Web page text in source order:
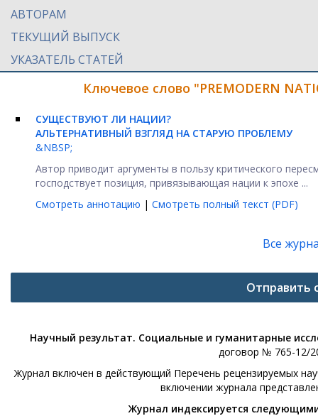
АВТОРАМ
ТЕКУЩИЙ ВЫПУСК
УКАЗАТЕЛЬ СТАТЕЙ
Ключевое слово "PREMODERN
СУЩЕСТВУЮТ ЛИ НАЦИИ?
АЛЬТЕРНАТИВНЫЙ ВЗГЛЯД НА СТАРУЮ ПРОБЛЕМУ
&NBSP;
Автор приводит аргументы в пользу критического
господствует позиция, привязывающая нации к эпохе ...
Смотреть аннотацию | Смотреть полный текст (PDF)
Все
Отправить
Научный результат. Социальные и гуманитарные
договор № 765-12/
Журнал включен в действующий Перечень рецензируемых
включении журнала
Журнал индексируется